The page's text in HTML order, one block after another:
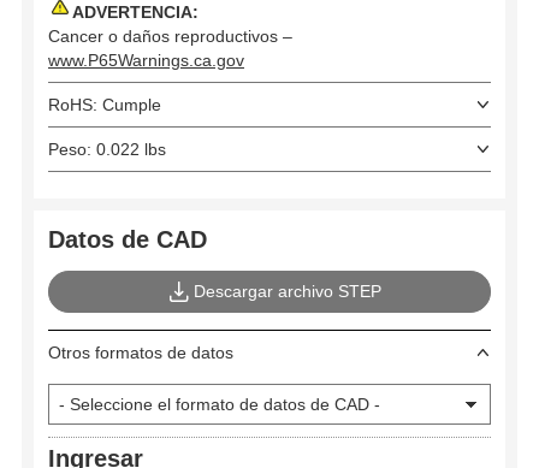
ADVERTENCIA:
Cancer o daños reproductivos –
www.P65Warnings.ca.gov
RoHS: Cumple
Peso: 0.022 lbs
Datos de CAD
Descargar archivo STEP
Otros formatos de datos
Ingresar